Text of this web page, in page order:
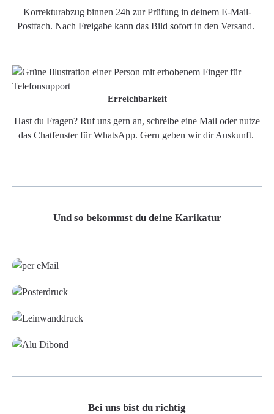
Korrekturabzug binnen 24h zur Prüfung in deinem E-Mail-
Postfach. Nach Freigabe kann das Bild sofort in den Versand.
Erreichbarkeit
Hast du Fragen? Ruf uns gern an, schreibe eine Mail oder nutze
das Chatfenster für WhatsApp. Gern geben wir dir Auskunft.
Und so bekommst du deine Karikatur
Bei uns bist du richtig